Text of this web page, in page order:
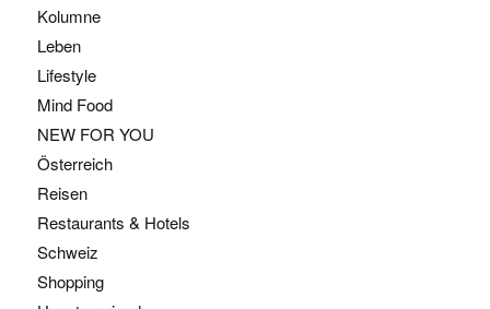
Kolumne
Leben
Lifestyle
Mind Food
NEW FOR YOU
Österreich
Reisen
Restaurants & Hotels
Schweiz
Shopping